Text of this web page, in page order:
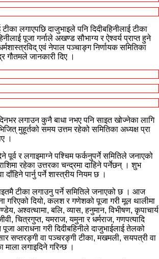
टीका लगाएपछि दाजुभाइले पनि दिदीबहिनीलाई टीका
पूजा गर्नाले अखण्ड सौभाग्य र ऐश्वर्य प्राप्त हुने
एवं नेपाल पञ्चाङ्ग निर्णायक समितिका
गौतमले जानकारी दिए ।
लगाउन कुनै बाधा नभए पनि साइत खोज्नेका लागि
मुहूर्तको समय उत्तम रहेको समितिका अध्यक्ष प्रा
।
पूर्व र लगाइमाग्ने पश्चिम फर्कनुपर्ने समितिले जनाएको
रहेका उत्तरका चन्द्रमा दाहिने पर्नेछन् । शुभ
दाँहिने पार्नु पर्ने शास्त्रीय नियम छ ।
टीका लगाउनु पर्ने समितिले जनाएको छ । आज
गरिएको दियो, कलश र गणेशको पूजा गरी मूल थालीमा
अश्वत्थामा, बलि, व्यास, हनुमान, विभीषण, कृपाचार्य
चित्रगुप्त, यमराज, यमुना र धर्मराज, गणपत्यादि
आराधना गरी दिदीबहिनीले दाजुभाईलाई तेलको
सप्तरङ्गी वा पञ्चरङ्गी टीका, मखमली, सयपत्री वा
लगाइदिने गरिन्छ ।